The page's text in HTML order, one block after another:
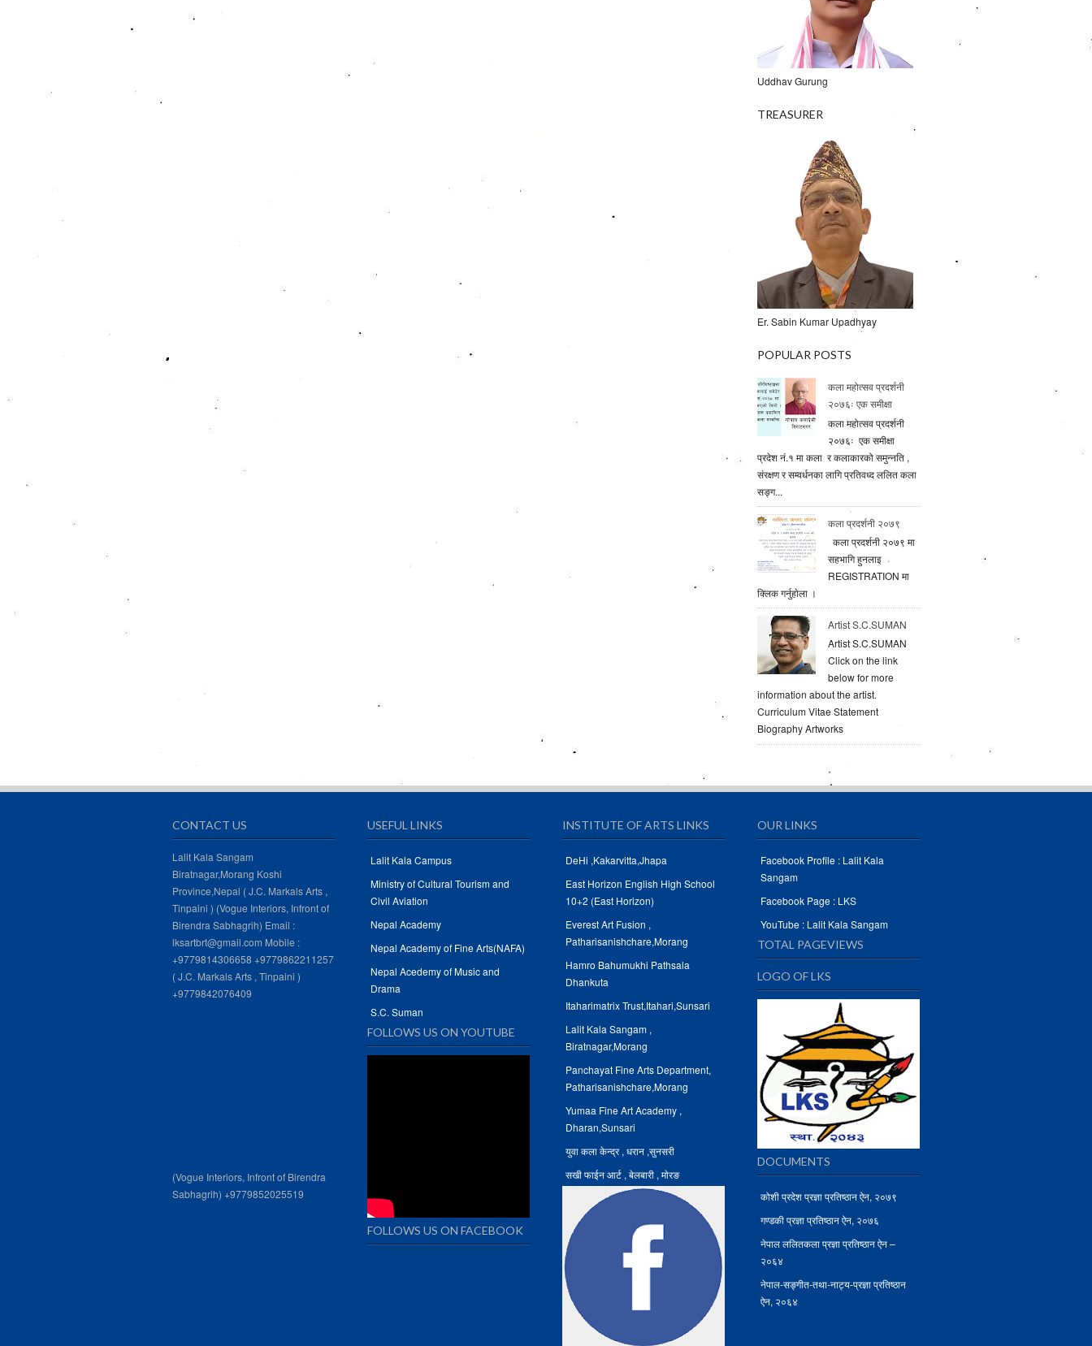
Uddhav Gurung
TREASURER
Er. Sabin Kumar Upadhyay
POPULAR POSTS
कला महोत्सव प्रदर्शनी
२०७६ः एक समीक्षा
कला महोत्सव प्रदर्शनी
२०७६ः एक समीक्षा
प्रदेश नं.१ मा कला र कलाकारको समुन्नति ,
संरक्षण र सम्वर्धनका लागि प्रतिवध्द ललित कला
सङ्ग...
कला प्रदर्शनी २०७९
कला प्रदर्शनी २०७९ मा
सहभागि हुनलाइ
REGISTRATION मा
क्लिक गर्नुहाेला ।
Artist S.C.SUMAN
Artist S.C.SUMAN
Click on the link
below for more
information about the artist.
Curriculum Vitae Statement
Biography Artworks
CONTACT US
Lalit Kala Sangam
Biratnagar,Morang Koshi
Province,Nepal ( J.C. Markals Arts ,
Tinpaini ) (Vogue Interiors, Infront of
Birendra Sabhagrih) Email :
lksartbrt@gmail.com Mobile :
+9779814306658 +9779862211257
( J.C. Markals Arts , Tinpaini )
+9779842076409
(Vogue Interiors, Infront of Birendra
Sabhagrih) +9779852025519
USEFUL LINKS
Lalit Kala Campus
Ministry of Cultural Tourism and
Civil Aviation
Nepal Academy
Nepal Academy of Fine Arts(NAFA)
Nepal Acedemy of Music and
Drama
S.C. Suman
FOLLOWS US ON YOUTUBE
FOLLOWS US ON FACEBOOK
INSTITUTE OF ARTS LINKS
DeHi ,Kakarvitta,Jhapa
East Horizon English High School
10+2 (East Horizon)
Everest Art Fusion ,
Patharisanishchare,Morang
Hamro Bahumukhi Pathsala
Dhankuta
Itaharimatrix Trust,Itahari,Sunsari
Lalit Kala Sangam ,
Biratnagar,Morang
Panchayat Fine Arts Department,
Patharisanishchare,Morang
Yumaa Fine Art Academy ,
Dharan,Sunsari
युवा कला केन्द्र , धरान ,सुनसरी
सखी फाईन आर्ट , बेलबारी , माेरङ
OUR LINKS
Facebook Profile : Lalit Kala
Sangam
Facebook Page : LKS
YouTube : Lalit Kala Sangam
TOTAL PAGEVIEWS
LOGO OF LKS
DOCUMENTS
कोशी प्रदेश प्रज्ञा प्रतिष्ठान ऐन, २०७९
गण्डकी प्रज्ञा प्रतिष्ठान ऐन, २०७६
नेपाल ललितकला प्रज्ञा प्रतिष्ठान ऐन –
२०६४
नेपाल-सङ्गीत-तथा-नाट्य-प्रज्ञा प्रतिष्ठान
ऐन, २०६४